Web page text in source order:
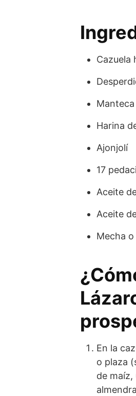
Cazuela
Harina
Ajonjolí
17
Aceite
Aceite
Mecha
En la
o plaza
de